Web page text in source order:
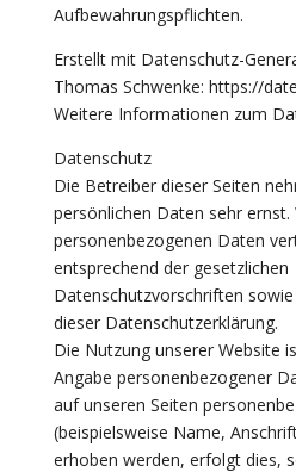
Aufbewahrungspflichten.
Erstellt mit Datenschutz-
Thomas Schwenke: https://
Weitere Informationen zum
Datenschutz
Die Betreiber dieser Seiten
persönlichen Daten sehr ernst.
personenbezogenen Daten
entsprechend der gesetzlichen
Datenschutzvorschriften sowie
dieser Datenschutzerklärung.
Die Nutzung unserer Website
Angabe personenbezogener
auf unseren Seiten
(beispielsweise Name,
erhoben werden, erfolgt dies,